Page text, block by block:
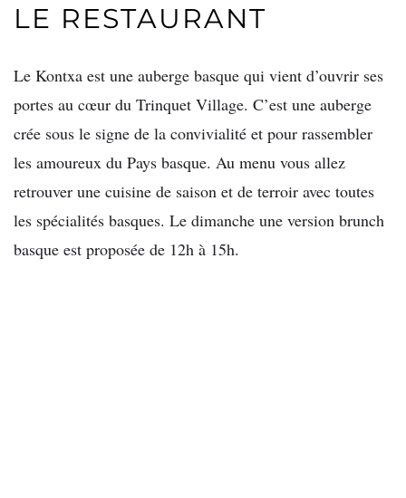
LE RESTAURANT
Le Kontxa est une auberge basque qui vient d’ouvrir ses
portes au cœur du Trinquet Village. C’est une auberge
crée sous le signe de la convivialité et pour rassembler
les amoureux du Pays basque. Au menu vous allez
retrouver une cuisine de saison et de terroir avec toutes
les spécialités basques. Le dimanche une version brunch
basque est proposée de 12h à 15h.